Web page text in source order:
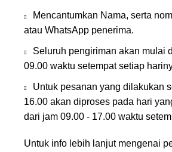
Mencantumkan Nama, serta
atau WhatsApp penerima.
Seluruh pengiriman akan mulai
09.00 waktu setempat setiap
Untuk pesanan yang dilakukan
16.00 akan diproses pada hari
dari jam 09.00 - 17.00 waktu
Untuk info lebih lanjut mengenai